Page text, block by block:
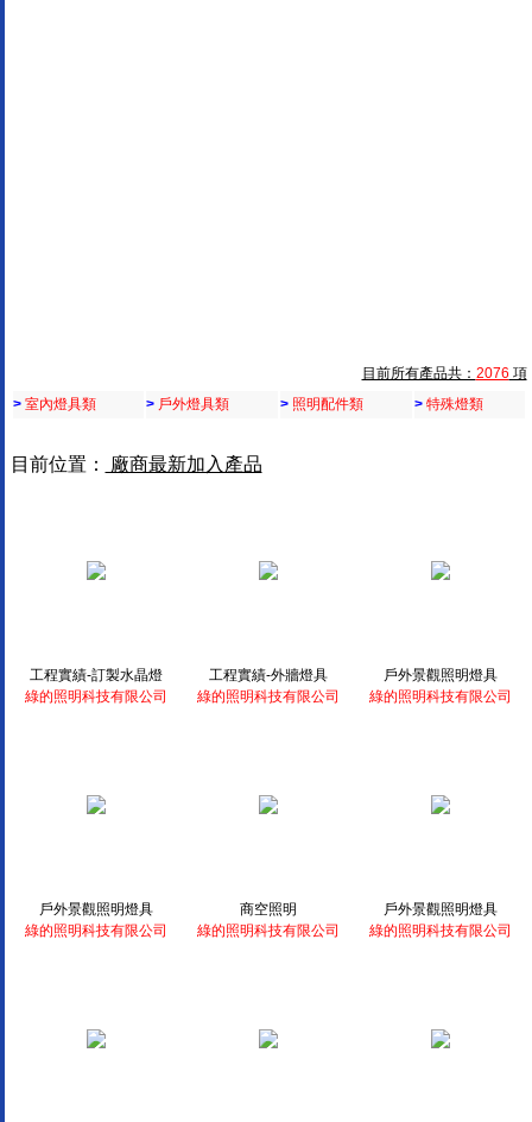
目前所有產品共： 2076 項
> 室內燈具類 > 戶外燈具類 > 照明配件類 > 特殊燈類
目前位置： 廠商最新加入產品
工程實績-訂製水晶燈
綠的照明科技有限公司
工程實績-外牆燈具
綠的照明科技有限公司
戶外景觀照明燈具
綠的照明科技有限公司
戶外景觀照明燈具
綠的照明科技有限公司
商空照明
綠的照明科技有限公司
戶外景觀照明燈具
綠的照明科技有限公司